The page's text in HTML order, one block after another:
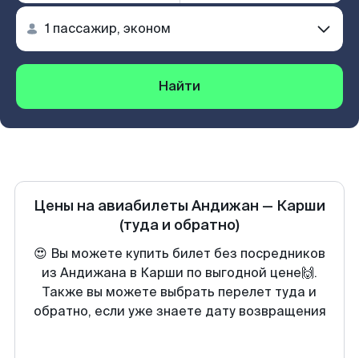
Найти
Цены на авиабилеты Андижан — Карши
(туда и обратно)
😍 Вы можете купить билет без посредников
из Андижана в Карши по выгодной цене🙌.
Также вы можете выбрать перелет туда и
обратно, если уже знаете дату возвращения